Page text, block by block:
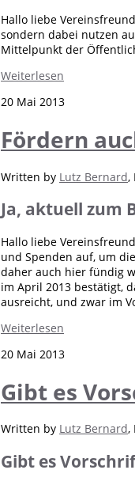
Hallo liebe
sondern dabei nutzen
Mittelpunkt der
Weiterlesen
20 Mai 2013
Fördern
Written by Lutz Bernard,
Ja, aktuell zum
Hallo liebe
und Spenden auf, um
daher auch hier fündig
im April 2013 bestätigt,
ausreicht, und zwar im
Weiterlesen
20 Mai 2013
Gibt es
Written by Lutz Bernard,
Gibt es